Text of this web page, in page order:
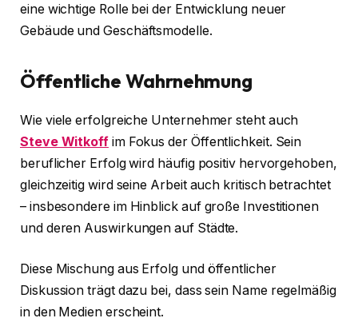
eine wichtige Rolle bei der Entwicklung neuer
Gebäude und Geschäftsmodelle.
Öffentliche Wahrnehmung
Wie viele erfolgreiche Unternehmer steht auch
Steve Witkoffim Fokus der Öffentlichkeit. Sein
beruflicher Erfolg wird häufig positiv hervorgehoben,
gleichzeitig wird seine Arbeit auch kritisch betrachtet
– insbesondere im Hinblick auf große Investitionen
und deren Auswirkungen auf Städte.
Diese Mischung aus Erfolg und öffentlicher
Diskussion trägt dazu bei, dass sein Name regelmäßig
in den Medien erscheint.